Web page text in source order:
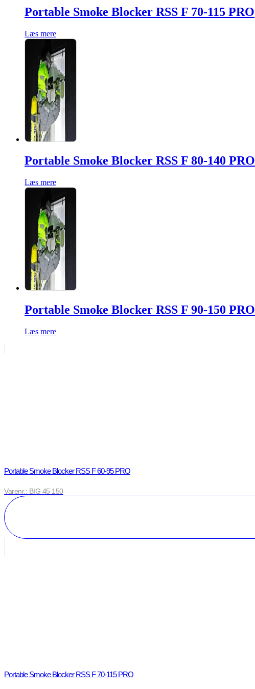
Portable Smoke Blocker RSS F 70-115 PRO
Læs mere
Portable Smoke Blocker RSS F 80-140 PRO
Læs mere
Portable Smoke Blocker RSS F 90-150 PRO
Læs mere
Portable Smoke Blocker RSS F 60-95 PRO
Varenr.: BIG 45 150
Portable Smoke Blocker RSS F 70-115 PRO